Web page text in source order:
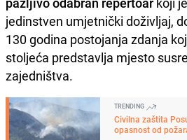
jedinstven umjetnički doživljaj,
130 godina postojanja zdanja
stoljeća predstavlja mjesto
zajedništva.
TRENDING
Civilna zaštita
opasnost od